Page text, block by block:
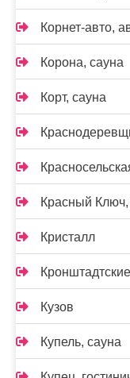
Корнет-авто,
Корона, сауна
Корт, сауна
Красный Ключ,
Кристалл
Кузов
Купель, сауна